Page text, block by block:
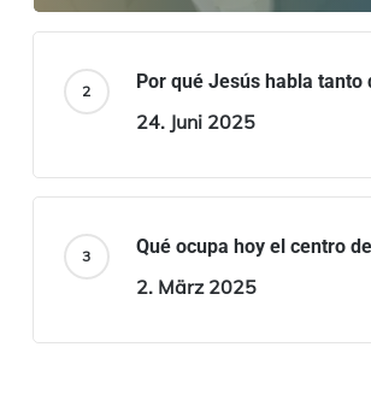
Por qué Jesús habla tanto
24. Juni 2025
Qué ocupa hoy el centro
2. März 2025